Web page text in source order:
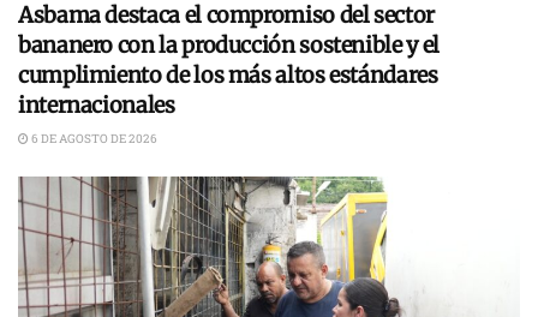
Asbama destaca el compromiso del sector
bananero con la producción sostenible y el
cumplimiento de los más altos estándares
internacionales
6 DE AGOSTO DE 2026